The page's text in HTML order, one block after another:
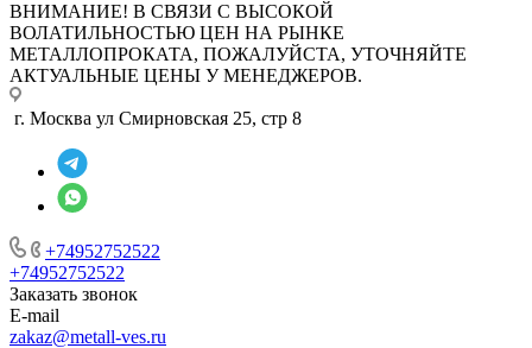
ВНИМАНИЕ! В СВЯЗИ С ВЫСОКОЙ
ВОЛАТИЛЬНОСТЬЮ ЦЕН НА РЫНКЕ
МЕТАЛЛОПРОКАТА, ПОЖАЛУЙСТА, УТОЧНЯЙТЕ
АКТУАЛЬНЫЕ ЦЕНЫ У МЕНЕДЖЕРОВ.
г. Москва ул Смирновская 25, стр 8
+74952752522
+74952752522
Заказать звонок
E-mail
zakaz@metall-ves.ru